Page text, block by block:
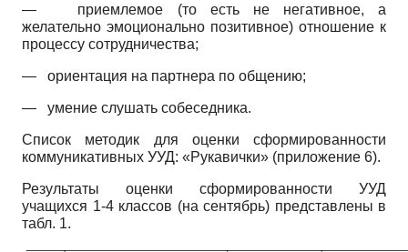
— приемлемое (то есть не негативное, а
желательно эмоционально позитивное) отношение к
процессу сотрудничества;
— ориентация на партнера по общению;
— умение слушать собеседника.
Список методик для оценки сформированности
коммуникативных УУД: «Рукавички» (приложение 6).
Результаты оценки сформированности УУД
учащихся 1-4 классов (на сентябрь) представлены в
табл. 1.